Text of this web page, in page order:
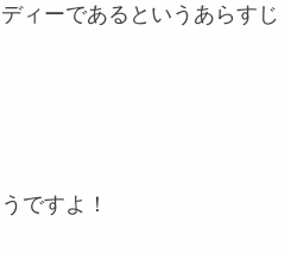
ィーであるというあらすじ
ですよ！